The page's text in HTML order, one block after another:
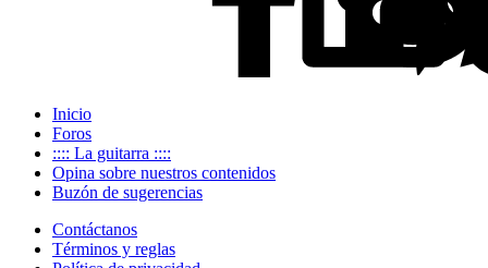
Inicio
Foros
:::: La guitarra ::::
Opina sobre nuestros contenidos
Buzón de sugerencias
Contáctanos
Términos y reglas